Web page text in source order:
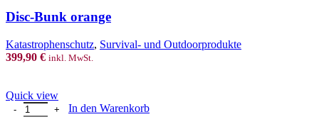
Disc-Bunk orange
Katastrophenschutz, Survival- und Outdoorprodukte
399,90 € inkl. MwSt.
Quick view
Disc-O-Bed XL mit Seitentaschen schwarz Menge
In den Warenkorb